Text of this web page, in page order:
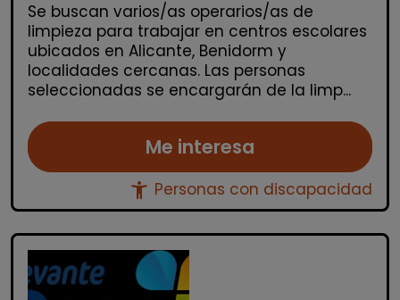
Se buscan varios/as operarios/as de
limpieza para trabajar en centros escolares
ubicados en Alicante, Benidorm y
localidades cercanas. Las personas
seleccionadas se encargarán de la limp...
Me interesa
accessibility_new Personas con discapacidad